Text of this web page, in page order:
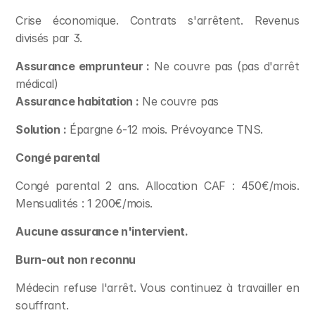
Crise économique. Contrats s'arrêtent. Revenus
divisés par 3.
Assurance emprunteur : Ne couvre pas (pas d'arrêt
médical)
Assurance habitation : Ne couvre pas
Solution : Épargne 6-12 mois. Prévoyance TNS.
Congé parental
Congé parental 2 ans. Allocation CAF : 450€/mois.
Mensualités : 1 200€/mois.
Aucune assurance n'intervient.
Burn-out non reconnu
Médecin refuse l'arrêt. Vous continuez à travailler en
souffrant.